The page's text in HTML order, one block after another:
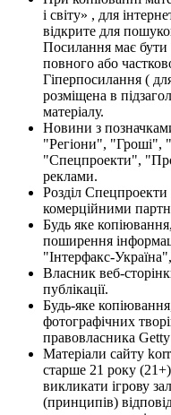
і світу» , для
відкрите для
Посилання має бути
повного або
Гіперпосилання (
розміщена в
матеріалу.
Новини з
"Регіони", "Гроші",
"Спецпроекти",
реклами.
Розділ Спецпроекти
комерційними
Будь яке
поширення
"Інтерфакс-
Власник веб-
публікації.
Будь-яке
фотографічних
правовласника
Матеріали сайту
старше 21 року
викликати ігрову
(принципів)